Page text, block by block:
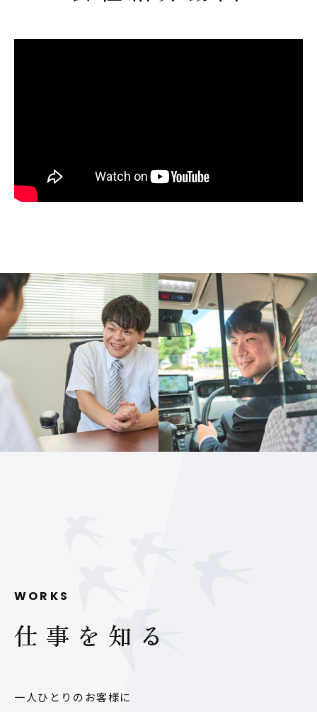
WORKS
仕事を知る
一人ひとりのお客様に